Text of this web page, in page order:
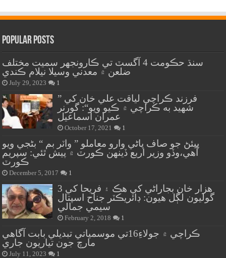
Popular Posts
سنڌ حڪومت 4 آگسٽ تي ڪارونجهر سميت مختلف
ضلعن ۾ معدني وسيلا نيلام ڪندي
July 29, 2023 1
” فرزند ڪراچي لياقت علي خان کي
شهيد به ڪراچي ۾ ڪيو ويو“: گورنر
عمران اسماعيل
October 17, 2021 1
پيئڻ جو صاف پاڻي وارو معاملو ” واٽر بم “ بڻجي ويو
آهي،وڏو وزير اربع ڏينهن ڪورٽ ۾ پيش ٿئي: سپريم
ڪورٽ
December 5, 2017 1
هزار خان بجاراڻي کي هڪ ۽ فريحا کي 3
گوليون لڳل هيون: ڊائريڪٽر جناح اسپتال
سيمي جمالي
February 2, 2018 1
ڪراچي ۾ جولاءِ16تي موسمياتي تبديلي بابت آگاهي
مارچ جون تياريون جاري
July 11, 2023 1